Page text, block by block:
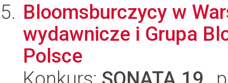
Bloomsburczycy w
wydawnicze i Grupa
Polsce